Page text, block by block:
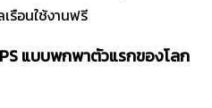
รือนใช้งานฟรี
แบบพกพาตัวแรกของโลก